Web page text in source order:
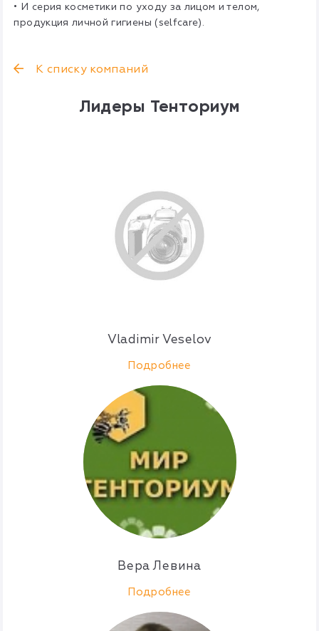
• И серия косметики по уходу за лицом и телом,
продукция личной гигиены (selfcare).
К списку компаний
Лидеры Тенториум
Vladimir Veselov
Подробнее
Вера Левина
Подробнее